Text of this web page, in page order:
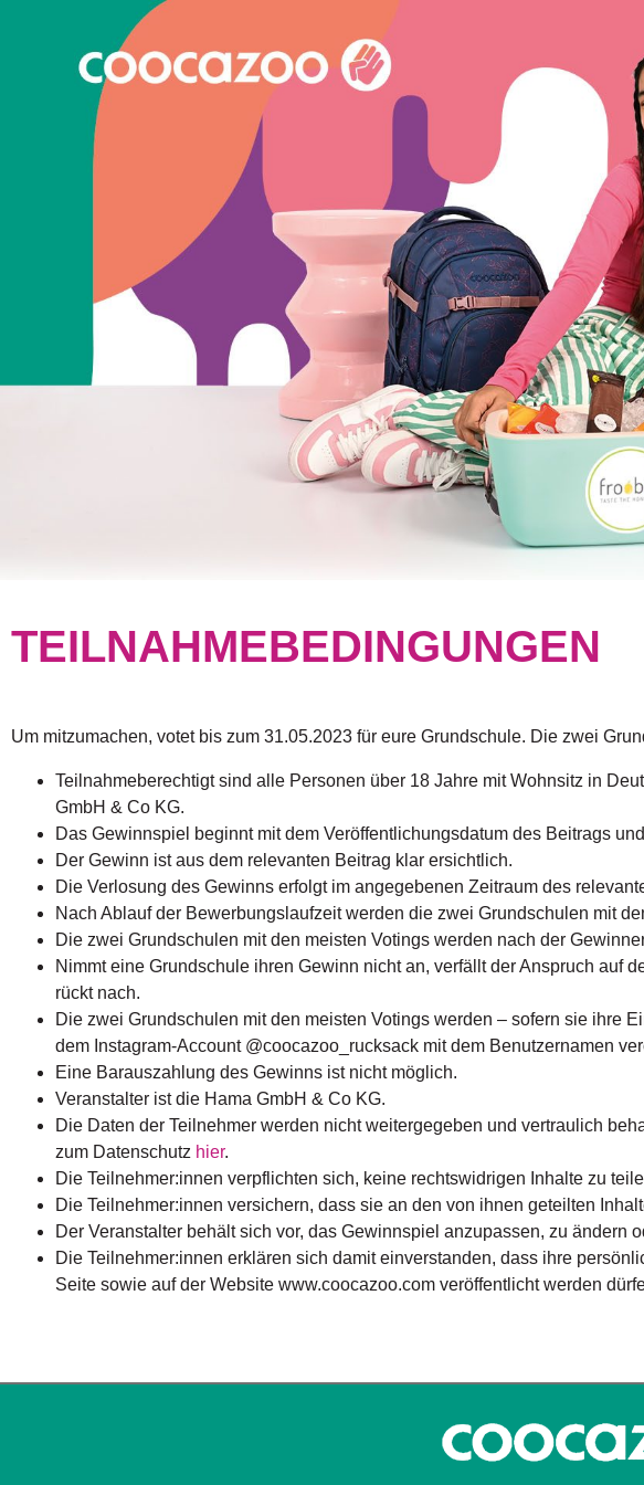
TEILNAHMEBEDINGUNGEN
Um mitzumachen, votet bis zum 31.05.2023 für eure Grundschule. Die zwei
Teilnahmeberechtigt sind alle Personen über 18 Jahre mit Wohnsitz in
GmbH & Co KG.
Das Gewinnspiel beginnt mit dem Veröffentlichungsdatum des Beitrags
Der Gewinn ist aus dem relevanten Beitrag klar ersichtlich.
Die Verlosung des Gewinns erfolgt im angegebenen Zeitraum des
Nach Ablauf der Bewerbungslaufzeit werden die zwei Grundschulen mit
Die zwei Grundschulen mit den meisten Votings werden nach der
Nimmt eine Grundschule ihren Gewinn nicht an, verfällt der Anspruch auf
rückt nach.
Die zwei Grundschulen mit den meisten Votings werden – sofern sie ihre
dem Instagram-Account @coocazoo_rucksack mit dem Benutzernamen
Eine Barauszahlung des Gewinns ist nicht möglich.
Veranstalter ist die Hama GmbH & Co KG.
Die Daten der Teilnehmer werden nicht weitergegeben und vertraulich
zum Datenschutz hier.
Die Teilnehmer:innen verpflichten sich, keine rechtswidrigen Inhalte zu
Die Teilnehmer:innen versichern, dass sie an den von ihnen geteilten
Der Veranstalter behält sich vor, das Gewinnspiel anzupassen, zu ändern
Die Teilnehmer:innen erklären sich damit einverstanden, dass ihre
Seite sowie auf der Website www.coocazoo.com veröffentlicht werden